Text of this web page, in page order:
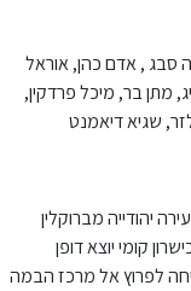
סבג , אדם כהן, אוראל
מתן בר, מיכל פרדקין,
שגיא דיאמנט
יהודייה מברוקלין
קומי יוצא דופן
לפרוץ אל מרכז הבמה